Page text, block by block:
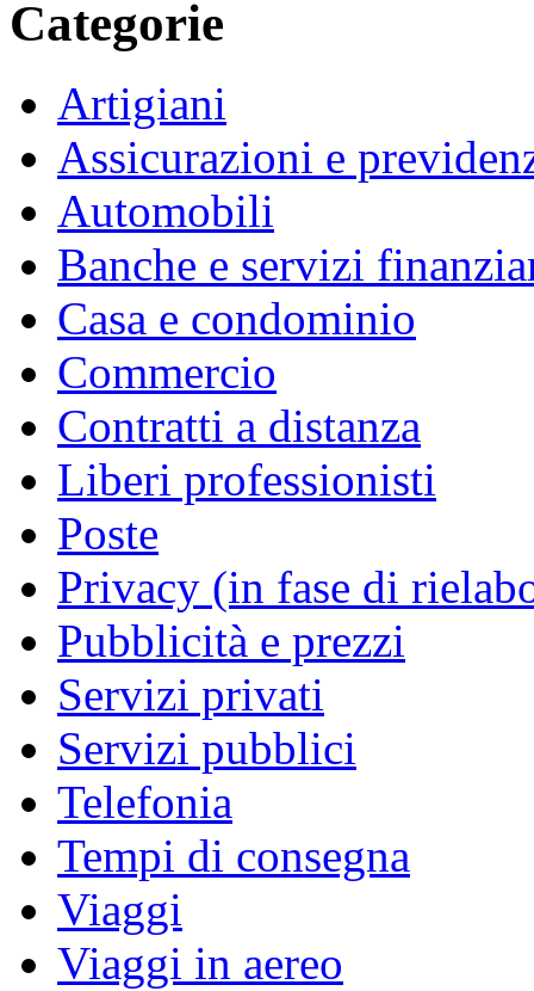
Categorie
Artigiani
Assicurazioni e
Automobili
Banche e servizi
Casa e condominio
Commercio
Contratti a distanza
Liberi professionisti
Poste
Privacy (in fase di
Pubblicità e prezzi
Servizi privati
Servizi pubblici
Telefonia
Tempi di consegna
Viaggi
Viaggi in aereo